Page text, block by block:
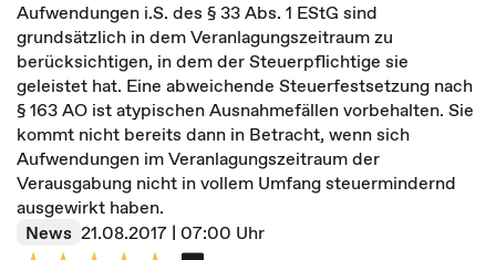
Aufwendungen i.S. des § 33 Abs. 1 EStG sind
grundsätzlich in dem Veranlagungszeitraum zu
berücksichtigen, in dem der Steuerpflichtige sie
geleistet hat. Eine abweichende Steuerfestsetzung nach
§ 163 AO ist atypischen Ausnahmefällen vorbehalten. Sie
kommt nicht bereits dann in Betracht, wenn sich
Aufwendungen im Veranlagungszeitraum der
Verausgabung nicht in vollem Umfang steuermindernd
ausgewirkt haben.
News 21.08.2017 | 07:00 Uhr